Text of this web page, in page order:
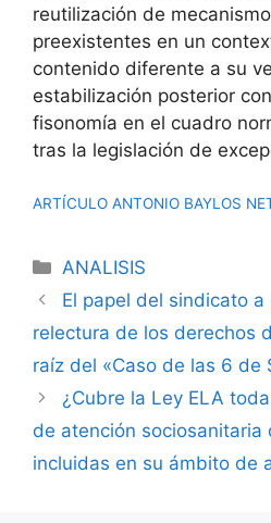
reutilización de
preexistentes en un
contenido diferente a su
estabilización posterior
fisonomía en el cuadro
tras la legislación de
ARTÍCULO ANTONIO BAYLOS
ANALISIS
El papel del sindicato
relectura de los derechos
raíz del «Caso de las 6 de
¿Cubre la Ley ELA
de atención sociosanitaria
incluidas en su ámbito de